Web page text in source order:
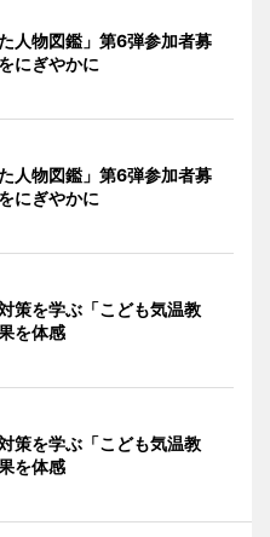
人物図鑑」第6弾参加者募
にぎやかに
人物図鑑」第6弾参加者募
にぎやかに
策を学ぶ「こども気温教
を体感
策を学ぶ「こども気温教
を体感